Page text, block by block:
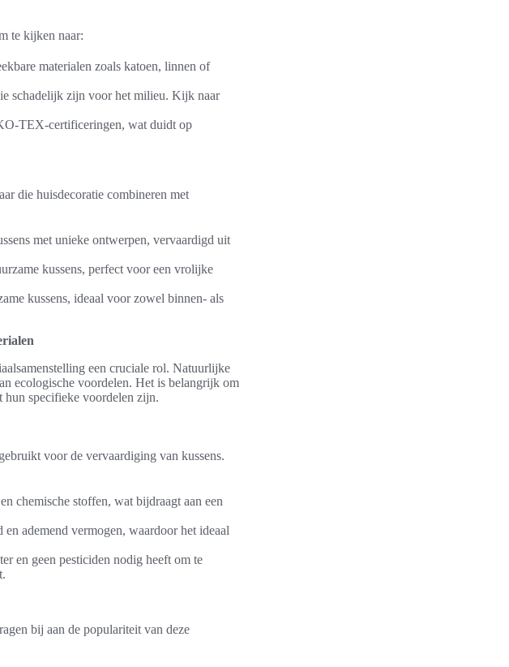
te kijken naar:
materialen zoals katoen, linnen of
schadelijk zijn voor het milieu. Kijk naar
TEX-certificeringen, wat duidt op
die huisdecoratie combineren met
met unieke ontwerpen, vervaardigd uit
kussens, perfect voor een vrolijke
kussens, ideaal voor zowel binnen- als
een cruciale rol. Natuurlijke
ecologische voordelen. Het is belangrijk om
hun specifieke voordelen zijn.
voor de vervaardiging van kussens.
chemische stoffen, wat bijdraagt aan een
ademend vermogen, waardoor het ideaal
en geen pesticiden nodig heeft om te
bij aan de populariteit van deze